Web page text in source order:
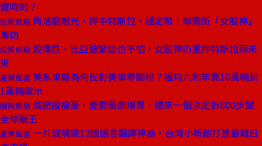
鍵時刻？
投資焦點 角落磨眼光，押中特斯拉、穩定幣！華爾街「女股神」
專訪
投資焦點 股價跌、比亞迪緊追也不怕，女股神仍重押特斯拉兩未
來
產業風雲 美系車廠為何反對美車零關稅？福特六和年賣10萬輛到
1萬輛啟示
國際焦點 減肥瘦瘦筆、憂鬱藥都爆賣，禮來一個決定拆800步變
全球藥王
產業風雲 一片玻璃變12國語言翻譯神器，台灣小新創打進最難日